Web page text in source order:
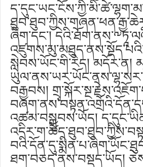
ཞིག་དང་།
སླེབས་ཡོང་གི་རེད། མདོར་ན།
བརྒྱབས།
འཚམ་བསྒྲུབས་ཡོད།
ཐག་བཅད་ནས་བསྡད་ཡོད།